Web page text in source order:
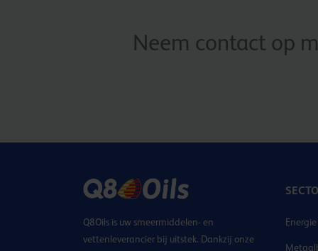
Neem contact op
Q8Oils is uw smeermiddelen- en
vettenleverancier bij uitstek. Dankzij onze
Energie